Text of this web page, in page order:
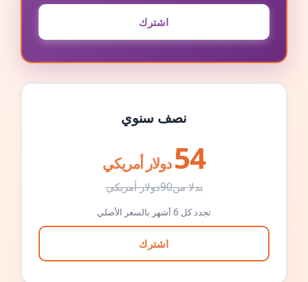
اشترك
نصف سنوي
54 دولار أمريكي
بدلا من90دولار أمريكي
تجدد كل 6 أشهر بالسعر الأصلي
اشترك